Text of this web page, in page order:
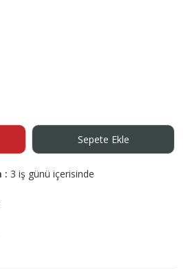
Sepete Ekle
: 3 iş günü içerisinde